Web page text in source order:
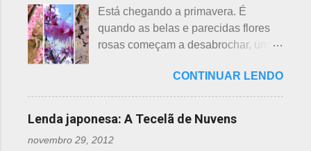
Está chegando a primavera. É
quando as belas e parecidas flores
rosas começam a desabrochar, uma
fevereiro, a segunda em março e, no
final de março até abril, as cerejeiras.
Lembrando que o clima pode
ou atrasando a florescência. Também
CONTINUAR LENDO
Lenda japonesa: A Tecelã de Nuvens
novembro 29, 2012